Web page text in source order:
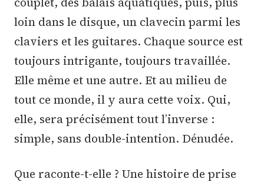
loin dans le disque, un clavecin parmi les
claviers et les guitares. Chaque source est
toujours intrigante, toujours travaillée.
Elle même et une autre. Et au milieu de
tout ce monde, il y aura cette voix. Qui,
elle, sera précisément tout l’inverse :
simple, sans double-intention. Dénudée.
Que raconte-t-elle ? Une histoire de prise